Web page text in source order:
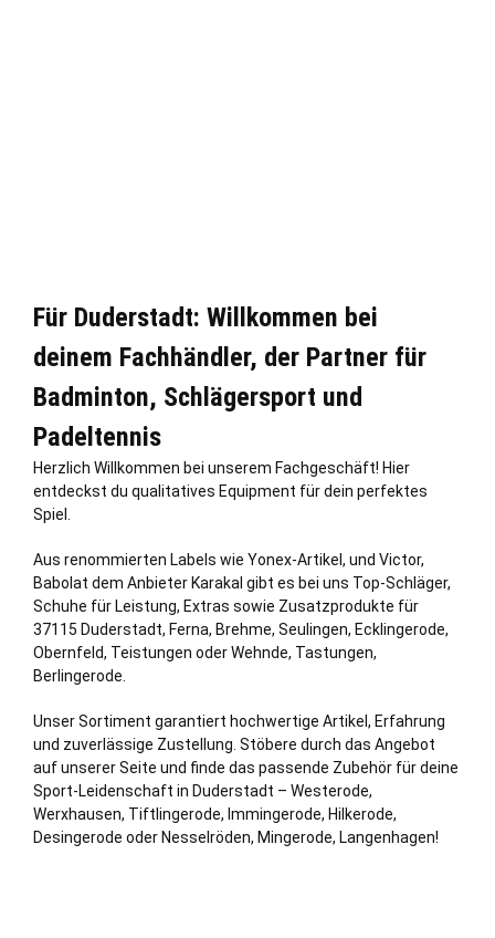
Für Duderstadt: Willkommen bei
deinem Fachhändler, der Partner für
Badminton, Schlägersport und
Padeltennis
Herzlich Willkommen bei unserem Fachgeschäft! Hier
entdeckst du qualitatives Equipment für dein perfektes
Spiel.
Aus renommierten Labels wie Yonex-Artikel, und Victor,
Babolat dem Anbieter Karakal gibt es bei uns Top-Schläger,
Schuhe für Leistung, Extras sowie Zusatzprodukte für
37115 Duderstadt, Ferna, Brehme, Seulingen, Ecklingerode,
Obernfeld, Teistungen oder Wehnde, Tastungen,
Berlingerode.
Unser Sortiment garantiert hochwertige Artikel, Erfahrung
und zuverlässige Zustellung. Stöbere durch das Angebot
auf unserer Seite und finde das passende Zubehör für deine
Sport-Leidenschaft in Duderstadt – Westerode,
Werxhausen, Tiftlingerode, Immingerode, Hilkerode,
Desingerode oder Nesselröden, Mingerode, Langenhagen!